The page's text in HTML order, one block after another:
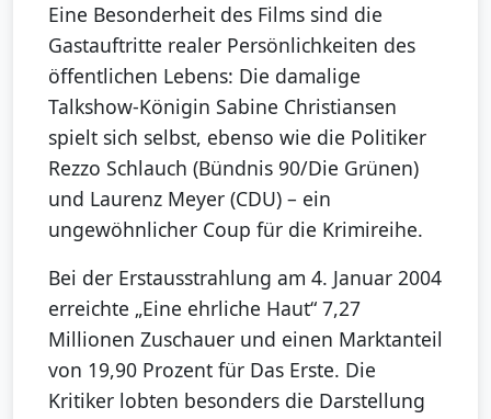
Eine Besonderheit des Films sind die
Gastauftritte realer Persönlichkeiten des
öffentlichen Lebens: Die damalige
Talkshow-Königin Sabine Christiansen
spielt sich selbst, ebenso wie die Politiker
Rezzo Schlauch (Bündnis 90/Die Grünen)
und Laurenz Meyer (CDU) – ein
ungewöhnlicher Coup für die Krimireihe.
Bei der Erstausstrahlung am 4. Januar 2004
erreichte „Eine ehrliche Haut“ 7,27
Millionen Zuschauer und einen Marktanteil
von 19,90 Prozent für Das Erste. Die
Kritiker lobten besonders die Darstellung